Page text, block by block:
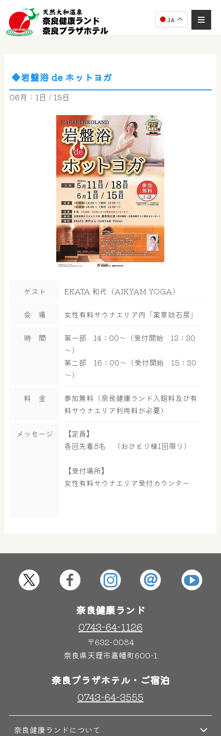
JA
奈良わんぱくランド
ボディケア
◆岩盤浴 de ホットヨガ
06月：1日 / 15日
ゲスト EKATA 和代（AIKYAM YOGA）
会 場 女性有料サウナエリア内「薬草効石房」
時 間
第一部 14：00～（受付開始 13：30
～）
第二部 16：00～（受付開始 15：30
～）
料 金
参加無料（奈良健康ランド入館料及び有
料サウナエリア利用料が必要）
メッセージ
【定員】
各回先着8名 （おひとり様1回限り）
【受付場所】
女性有料サウナエリア受付カウンター
奈良健康ランド
0743-64-1126
〒632-0084
奈良県天理市嘉幡町600-1
奈良プラザホテル・ご宿泊
0743-64-3555
奈良健康ランドについて
AIコンシェルジュ
オンライン
奈良健康ランド AIコンシェルジュです。
ご質問をお伺いします。